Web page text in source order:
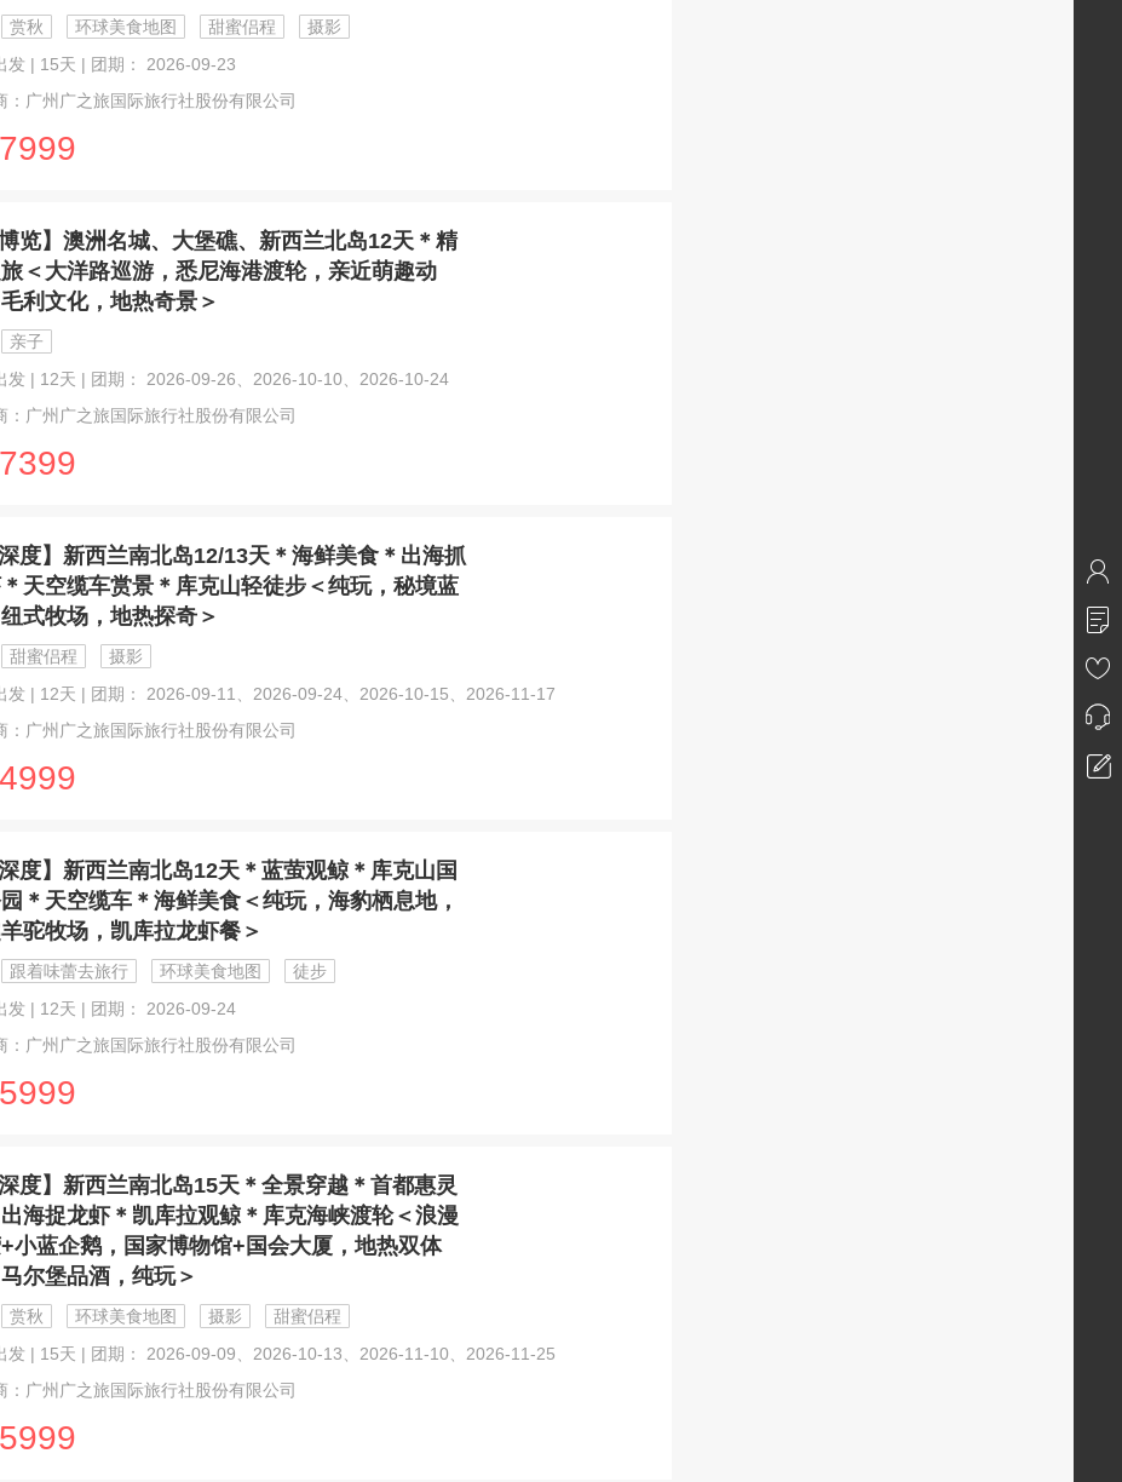
赏秋 环球美食地图 甜蜜侣程
摄影
发 | 15天 | 团期： 2026-09-23
：广州广之旅国际旅行社股份有限公司
博览】澳洲名城、大堡礁、新西兰北岛12天＊精
＜大洋路巡游，悉尼海港渡轮，亲近萌趣动
利文化，地热奇景＞
亲子
发 | 12天 | 团期： 2026-09-26、2026-10-10、2026-10-24
：广州广之旅国际旅行社股份有限公司
深度】新西兰南北岛12/13天＊海鲜美食＊出海抓
天空缆车赏景＊库克山轻徒步＜纯玩，秘境蓝
式牧场，地热探奇＞
甜蜜侣程
摄影
发 | 12天 | 团期： 2026-09-11、2026-09-24、2026-10-15、2026-11-17
：广州广之旅国际旅行社股份有限公司
深度】新西兰南北岛12天＊蓝萤观鲸＊库克山国
＊天空缆车＊海鲜美食＜纯玩，海豹栖息地，
驼牧场，凯库拉龙虾餐＞
跟着味蕾去旅行 环球美食地图
徒步
发 | 12天 | 团期： 2026-09-24
：广州广之旅国际旅行社股份有限公司
深度】新西兰南北岛15天＊全景穿越＊首都惠灵
海捉龙虾＊凯库拉观鲸＊库克海峡渡轮＜浪漫
小蓝企鹅，国家博物馆+国会大厦，地热双体
尔堡品酒，纯玩＞
赏秋 环球美食地图 摄影
甜蜜侣程
发 | 15天 | 团期： 2026-09-09、2026-10-13、2026-11-10、2026-11-25
：广州广之旅国际旅行社股份有限公司